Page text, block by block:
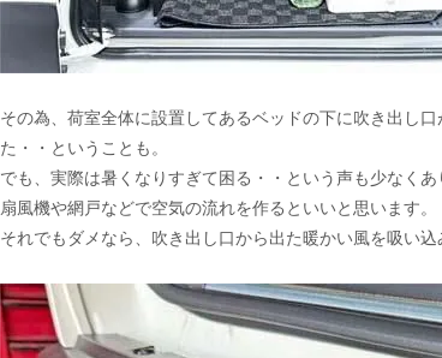
その為、荷室全体に設置してあるベッドの下に吹き出し
た・・ということも。
でも、実際は暑くなりすぎて困る・・という声も少なくあ
扇風機や網戸などで空気の流れを作るといいと思います。
それでもダメなら、吹き出し口から出た暖かい風を吸い